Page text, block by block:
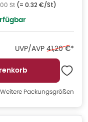
St (= 0.32 €/St)
UVP/AVP Ehemaliger
41,20 €*
Packungsgrößen